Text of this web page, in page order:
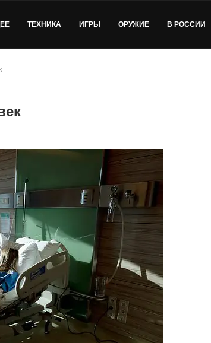
ТЕХНИКА ИГРЫ ОРУЖИЕ В РОССИИ